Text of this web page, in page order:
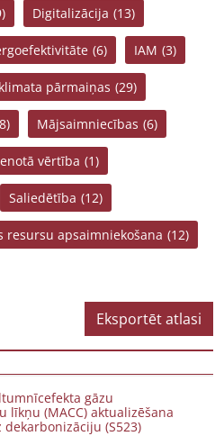
Digitalizācija (13)
(6) IAM (3)
klimata pārmaiņas (29)
Mājsaimniecības (6)
vērtība (1)
Saliedētība (12)
resursu apsaimniekošana (12)
Eksportēt atlasi
gāzu
līkņu (MACC) aktualizēšana
(S523)